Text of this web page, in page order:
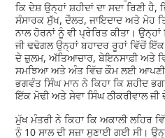
ਕਿ ਦੇਸ਼ ਉਨ੍ਹਾਂ ਸ਼ਹੀਦਾਂ ਦਾ ਸਦਾ ਰਿਣੀ
ਸੰਸਾਰਕ ਸੁੱਖ, ਦੌਲਤ, ਜਾਇਦਾਦ ਅਤੇ ਮੋਹ
ਨਾਲ ਹੋਰਨਾਂ ਨੂੰ ਵੀ ਪ੍ਰੇਰਿਤ ਕੀਤਾ।
ਜੀ ਢਢੋਗਲ ਉਨ੍ਹਾਂ ਬਹਾਦਰ ਰੂਹਾਂ ਵਿੱਚੋਂ
ਦੇ ਜ਼ੁਲਮ, ਅੱਤਿਆਚਾਰ, ਬੇਇਨਸਾਫ਼ੀ ਅਤੇ
ਸਮਝਿਆ ਅਤੇ ਅੰਤ ਵਿੱਚ ਕੌਮ ਲਈ
ਭਗਵੰਤ ਸਿੰਘ ਮਾਨ ਨੇ ਕਿਹਾ ਕਿ ਸ਼ਹੀਦ
ਇੱਕ ਮੋਢੀ ਅਤੇ ਸੇਵਾ ਸਿੰਘ ਠੀਕਰੀਵਾਲ ਜੀ
ਮੁੱਖ ਮੰਤਰੀ ਨੇ ਕਿਹਾ ਕਿ ਅਕਾਲੀ ਲਹਿਰ
ਨੂੰ 10 ਸਾਲ ਦੀ ਸਜ਼ਾ ਸੁਣਾਈ ਗਈ ਸੀ।